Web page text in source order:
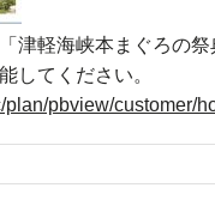
津軽海峡本まぐろの
してください。
plan/pbview/customer/